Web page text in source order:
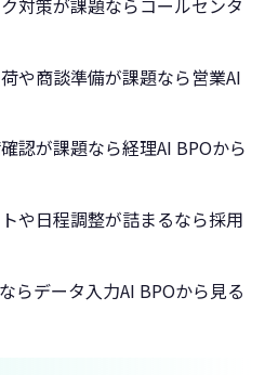
対策が課題ならコールセンタ
や商談準備が課題なら営業AI
認が課題なら経理AI BPOから
や日程調整が詰まるなら採用
らデータ入力AI BPOから見る